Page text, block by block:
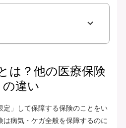
は？他の医療保険
の違い
定」して保障する保険のことをい
は病気・ケガ全般を保障するのに